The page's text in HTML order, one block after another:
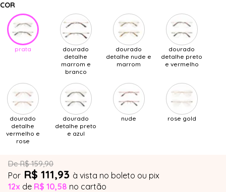
COR
prata
dourado
detalhe
marrom e
branco
dourado
detalhe nude e
marrom
dourado
detalhe preto
e vermelho
dourado
detalhe
vermelho e
rose
dourado
detalhe preto
e azul
nude rose gold
De R$ 159,90
Por R$ 111,93 à vista no boleto ou pix
12x de R$ 10,58 no cartão